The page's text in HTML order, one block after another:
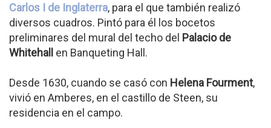
Carlos I de Inglaterra, para el que también realizó
diversos cuadros. Pintó para él los bocetos
preliminares del mural del techo del Palacio de
Whitehall
en Banqueting Hall.
Desde 1630, cuando se casó con Helena Fourment,
vivió en Amberes, en el castillo de Steen, su
residencia en el campo.